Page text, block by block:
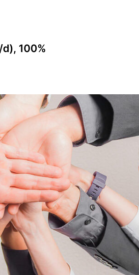
100%